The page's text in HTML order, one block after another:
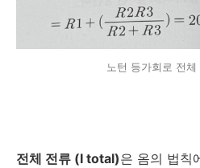
노턴 등가회로 전체
전체 전류 (I total)은 옴의 법칙